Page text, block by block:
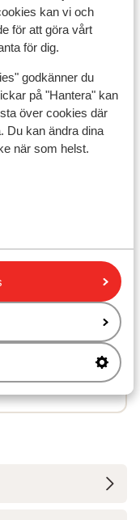
kan vi och
för att göra vårt
för dig.
godkänner du
på "Hantera" kan
över cookies där
Du kan ändra dina
när som helst.
m